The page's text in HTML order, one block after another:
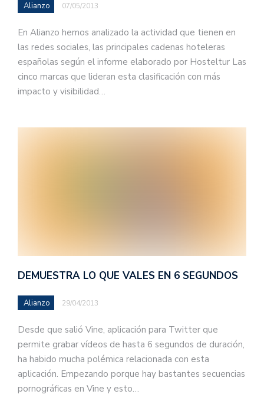
Alianzo 07/05/2013
En Alianzo hemos analizado la actividad que tienen en
las redes sociales, las principales cadenas hoteleras
españolas según el informe elaborado por Hosteltur Las
cinco marcas que lideran esta clasificación con más
impacto y visibilidad…
DEMUESTRA LO QUE VALES EN 6 SEGUNDOS
Alianzo 29/04/2013
Desde que salió Vine, aplicación para Twitter que
permite grabar vídeos de hasta 6 segundos de duración,
ha habido mucha polémica relacionada con esta
aplicación. Empezando porque hay bastantes secuencias
pornográficas en Vine y esto…